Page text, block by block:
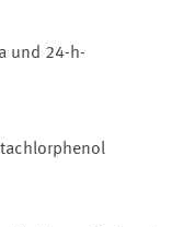
und 24-h-